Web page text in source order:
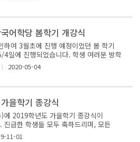
생들이 참여했..
어학당 봄학기 개강식
하여 3월초에 진행 예정이었던 봄 학기
4일에 진행되었습니다. 학생 여러분 방학
을 끝내고 이제부터는 열심히, 최선을 다해
l 2020-05-04
을학기 종강식
2019학년도 가을학기 종강식이
진급한 학생들 모두 축하드리며, 모든
하드립니다!
11-01